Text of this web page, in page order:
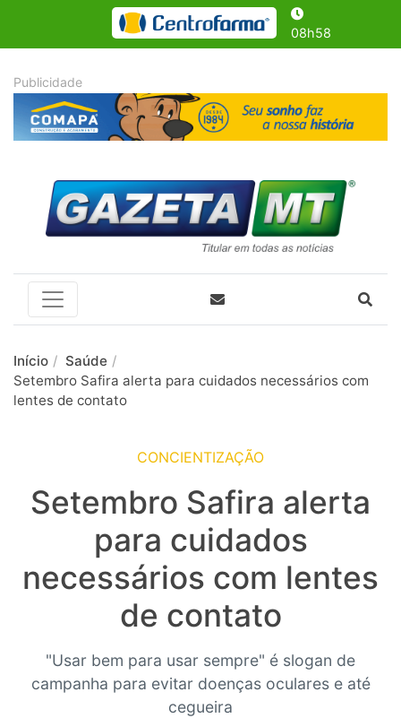
08h58
Início
Saúde
Setembro Safira alerta para cuidados necessários com
lentes de contato
CONCIENTIZAÇÃO
Setembro Safira alerta
para cuidados
necessários com lentes
de contato
"Usar bem para usar sempre" é slogan de
campanha para evitar doenças oculares e até
cegueira